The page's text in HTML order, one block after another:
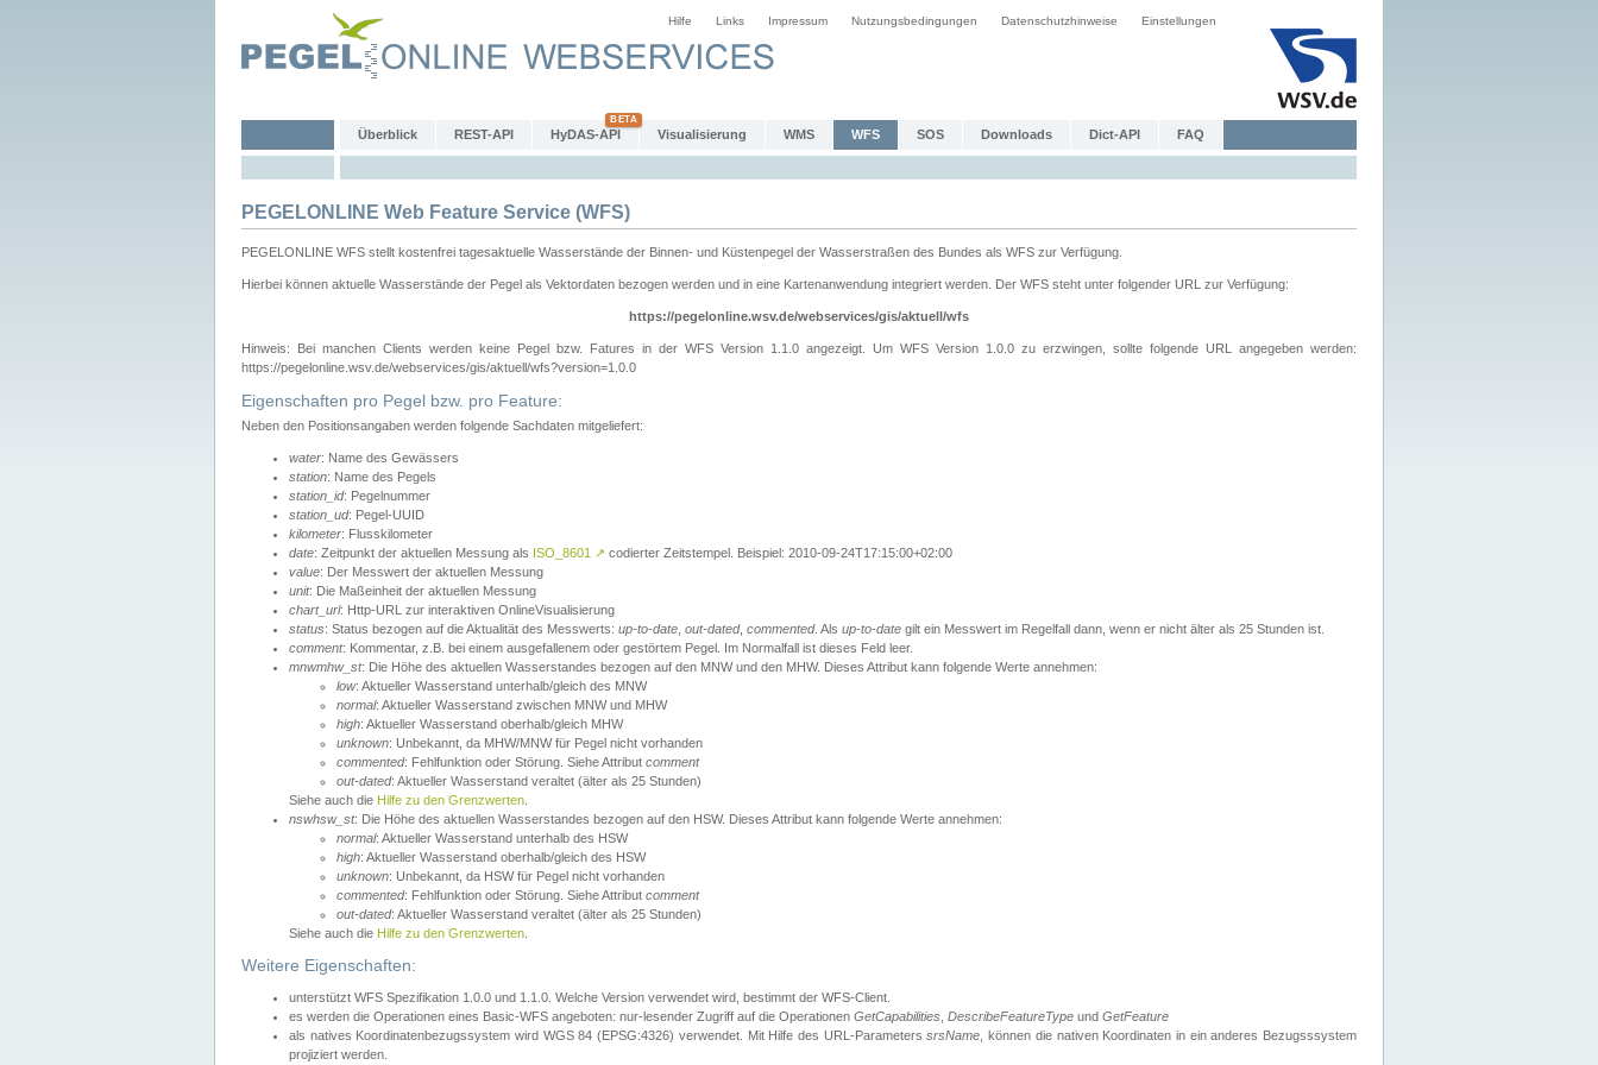
Hilfe Links Impressum Nutzungsbedingungen Datenschutzhinweise Einstellungen
Überblick REST-API HyDAS-API Visualisierung WMS WFS SOS Downloads Dict-API FAQ
PEGELONLINE Web Feature Service (WFS)
PEGELONLINE WFS stellt kostenfrei tagesaktuelle Wasserstände der Binnen- und Küstenpegel der Wasserstraßen des Bundes als WFS zur Verfügung.
Hierbei können aktuelle Wasserstände der Pegel als Vektordaten bezogen werden und in eine Kartenanwendung integriert werden. Der WFS steht unter folgender URL zur Verfügung:
https://pegelonline.wsv.de/webservices/gis/aktuell/wfs
Hinweis: Bei manchen Clients werden keine Pegel bzw. Fatures in der WFS Version 1.1.0 angezeigt. Um WFS Version 1.0.0 zu erzwingen, sollte folgende URL angegeben werden:
https://pegelonline.wsv.de/webservices/gis/aktuell/wfs?version=1.0.0
Eigenschaften pro Pegel bzw. pro Feature:
Neben den Positionsangaben werden folgende Sachdaten mitgeliefert:
water: Name des Gewässers
station: Name des Pegels
station_id: Pegelnummer
station_ud: Pegel-UUID
kilometer: Flusskilometer
date: Zeitpunkt der aktuellen Messung als ISO_8601 ↗ codierter Zeitstempel. Beispiel: 2010-09-24T17:15:00+02:00
value: Der Messwert der aktuellen Messung
unit: Die Maßeinheit der aktuellen Messung
chart_url: Http-URL zur interaktiven OnlineVisualisierung
status: Status bezogen auf die Aktualität des Messwerts: up-to-date out-dated, commented. Als up-to-date gilt ein Messwert im Regelfall dann, wenn er nicht älter als 25 Stunden ist.
comment: Kommentar, z.B. bei einem ausgefallenem oder gestörtem Pegel. Im Normalfall ist dieses Feld leer.
mnwmhw_st: Die Höhe des aktuellen Wasserstandes bezogen auf den MNW und den MHW. Dieses Attribut kann folgende Werte annehmen:
low: Aktueller Wasserstand unterhalb/gleich des MNW
normal: Aktueller Wasserstand zwischen MNW und MHW
high: Aktueller Wasserstand oberhalb/gleich MHW
unknown: Unbekannt, da MHW/MNW für Pegel nicht vorhanden
commented: Fehlfunktion oder Störung. Siehe Attribut comment
out-dated: Aktueller Wasserstand veraltet (älter als 25 Stunden)
Siehe auch die Hilfe zu den Grenzwerten
nswhsw_st: Die Höhe des aktuellen Wasserstandes bezogen auf den HSW. Dieses Attribut kann folgende Werte annehmen:
normal: Aktueller Wasserstand unterhalb des HSW
high: Aktueller Wasserstand oberhalb/gleich des HSW
unknown: Unbekannt, da HSW für Pegel nicht vorhanden
commented: Fehlfunktion oder Störung. Siehe Attribut comment
out-dated: Aktueller Wasserstand veraltet (älter als 25 Stunden)
Siehe auch die Hilfe zu den Grenzwerten
Weitere Eigenschaften:
unterstützt WFS Spezifikation 1.0.0 und 1.1.0. Welche Version verwendet wird, bestimmt der WFS-Client.
es werden die Operationen eines Basic-WFS angeboten: nur-lesender Zugriff auf die Operationen GetCapabilities DescribeFeatureType und GetFeature
als natives Koordinatenbezugssystem wird WGS 84 (EPSG:4326) verwendet. Mit Hilfe des URL-ParameterssrsName , können die nativen Koordinaten in ein anderes Bezugsssystem
projiziert werden.